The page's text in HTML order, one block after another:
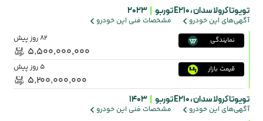
تویوتا کرولا سدان ،E210 توربو 2023
آگهی‌های این خودرو مشخصات فنی این خودرو
نمایندگی 82 روز پیش
۵٬۵۰۰٬۰۰۰٬۰۰۰
قیمت بازار 5 روز پیش
۵٬۲۰۰٬۰۰۰٬۰۰۰
تویوتا کرولا سدان ،E210 توربو 1403
آگهی‌های این خودرو مشخصات فنی این خودرو